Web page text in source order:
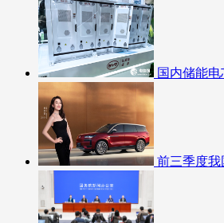
国内储能
前三季度我